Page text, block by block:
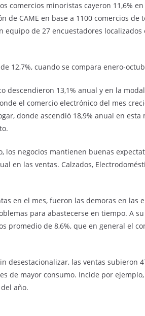
comercios minoristas cayeron 11,6%
de CAME en base a 1100 comercios
equipo de 27 encuestadores localizados
12,7%, cuando se compara enero-
descendieron 13,1% anual y en la
el comercio electrónico del mes
donde ascendió 18,9% anual en
los negocios mantienen buenas
en las ventas. Calzados,
en el mes, fueron las demoras en las
para abastecerse en tiempo. A
promedio de 8,6%, que en general el
desestacionalizar, las ventas subieron
de mayor consumo. Incide por
año.